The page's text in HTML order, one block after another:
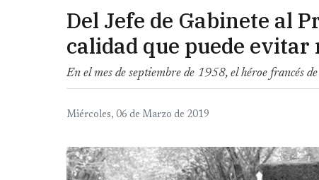
Del Jefe de Gabinete al
calidad que puede
En el mes de septiembre de 1958, el héroe francés
Miércoles, 06 de Marzo de 2019